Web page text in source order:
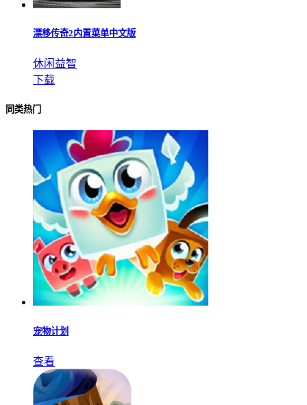
漂移传奇2内置菜单中文版
休闲益智
下载
同类热门
宠物计划
查看